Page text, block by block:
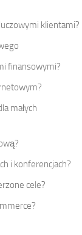
klientami?
finansowymi?
małych
i konferencjach?
cele?